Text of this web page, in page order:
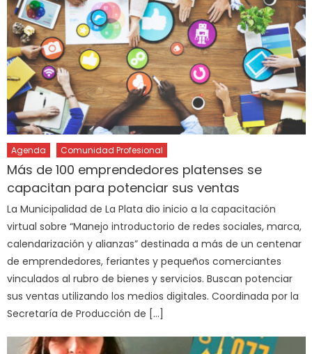
Agenda Comunidad Profesional
Más de 100 emprendedores platenses se
capacitan para potenciar sus ventas
La Municipalidad de La Plata dio inicio a la capacitación
virtual sobre “Manejo introductorio de redes sociales, marca,
calendarización y alianzas” destinada a más de un centenar
de emprendedores, feriantes y pequeños comerciantes
vinculados al rubro de bienes y servicios. Buscan potenciar
sus ventas utilizando los medios digitales. Coordinada por la
Secretaría de Producción de […]